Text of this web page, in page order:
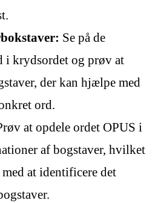
Se på de
i krydsordet og prøv at
der kan hjælpe med
ord.
at opdele ordet OPUS i
af bogstaver, hvilket
at identificere det